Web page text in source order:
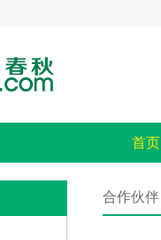
首页
合作伙伴